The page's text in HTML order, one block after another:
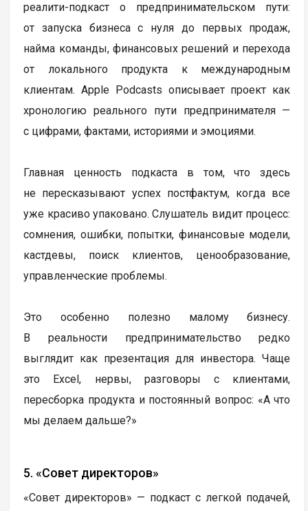
реалити-подкаст о предпринимательском пути:
от запуска бизнеса с нуля до первых продаж,
найма команды, финансовых решений и перехода
от локального продукта к международным
клиентам. Apple Podcasts описывает проект как
хронологию реального пути предпринимателя —
с цифрами, фактами, историями и эмоциями.
Главная ценность подкаста в том, что здесь
не пересказывают успех постфактум, когда все
уже красиво упаковано. Слушатель видит процесс:
сомнения, ошибки, попытки, финансовые модели,
кастдевы, поиск клиентов, ценообразование,
управленческие проблемы.
Это особенно полезно малому бизнесу.
В реальности предпринимательство редко
выглядит как презентация для инвестора. Чаще
это Excel, нервы, разговоры с клиентами,
пересборка продукта и постоянный вопрос: «А что
мы делаем дальше?»
5. «Совет директоров»
«Совет директоров» — подкаст с легкой подачей,